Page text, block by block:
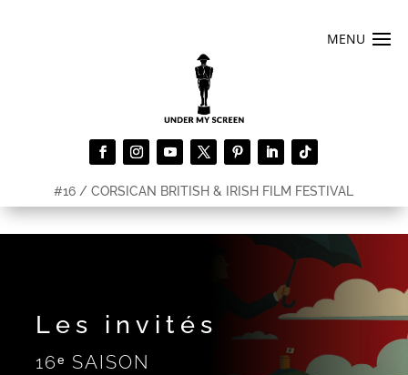
#16 / CORSICAN BRITISH & IRISH FILM FESTIVAL
Les invités
16ᵉ SAISON